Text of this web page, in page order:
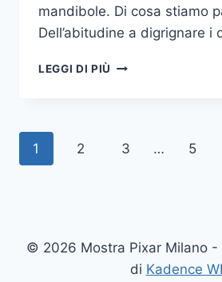
mandibole. Di cosa stiamo
Dell’abitudine a digrignare
LEGGI DI PIÙ COME
TUTTE
NOTTE
Navigazione
1 2 3 … 5
© 2026 Mostra Pixar Milano -
di Kadence